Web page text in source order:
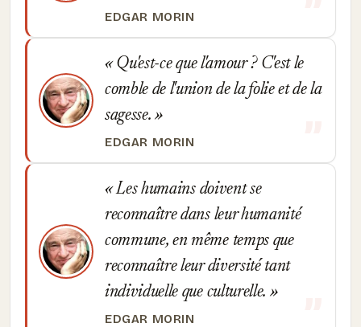
EDGAR MORIN
Qu'est-ce que l'amour ? C'est le
comble de l'union de la folie et de la
sagesse.
EDGAR MORIN
Les humains doivent se
reconnaître dans leur humanité
commune, en même temps que
reconnaître leur diversité tant
individuelle que culturelle.
EDGAR MORIN